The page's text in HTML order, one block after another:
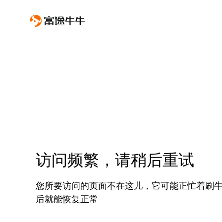
访问频繁，请稍后重试
您所要访问的页面不在这儿，它可能正忙着刷
后就能恢复正常